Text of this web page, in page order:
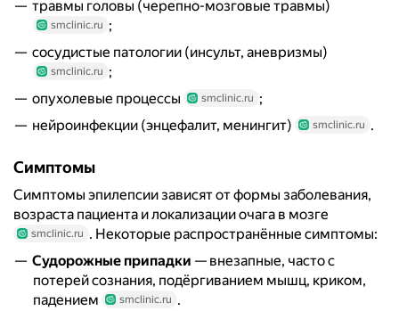
травмы головы (черепно-мозговые травмы)
smclinic.ru ;
сосудистые патологии (инсульт, аневризмы)
smclinic.ru ;
опухолевые процессы
smclinic.ru ;
нейроинфекции (энцефалит, менингит)
smclinic.ru .
Симптомы
Симптомы эпилепсии зависят от формы заболевания,
возраста пациента и локализации очага в мозге
smclinic.ru . Некоторые распространённые симптомы:
Судорожные припадки — внезапные, часто с
потерей сознания, подёргиванием мышц, криком,
падением
smclinic.ru .